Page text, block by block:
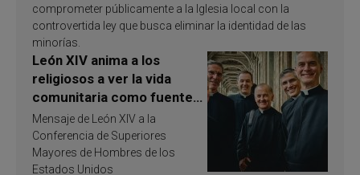
comprometer públicamente a la Iglesia local con la
controvertida ley que busca eliminar la identidad de las
minorías.
León XIV anima a los
religiosos a ver la vida
comunitaria como fuente
de inspiración y
santificación
Mensaje de León XIV a la
Conferencia de Superiores
Mayores de Hombres de los
Estados Unidos